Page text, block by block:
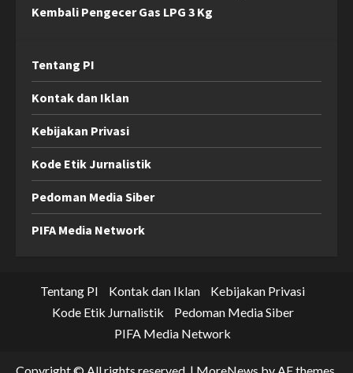
Kembali Pengecer Gas LPG 3 Kg
Tentang PI
Kontak dan Iklan
Kebijakan Privasi
Kode Etik Jurnalistik
Pedoman Media Siber
PIFA Media Network
Tentang PI Kontak dan Iklan
Kebijakan Privasi
Kode Etik Jurnalistik
Pedoman Media Siber
PIFA Media Network